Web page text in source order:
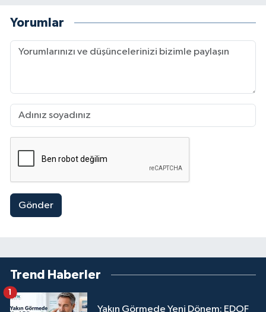
Yorumlar
Gönder
Trend Haberler
Yakın Görmede Yeni Dönem: EDOF
1